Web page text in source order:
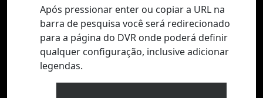
Após pressionar enter ou copiar a URL na
barra de pesquisa você será redirecionado
para a página do DVR onde poderá definir
qualquer configuração, inclusive adicionar
legendas.